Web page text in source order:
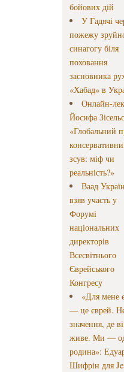
бойових дій
У Гадячі
пожежу
синагогу біля
поховання
засновника
«Хабад» в
Онлайн-
Йосифа
«Глобальний
зсув: міф чи
реальність?»
Ваад
взяв участь у
Форумі
національних
директорів
Всесвітнього
Єврейського
Конгресу
«Для мене
— це єврей.
значення, де
живе. Ми —
родина»:
Шифрін для